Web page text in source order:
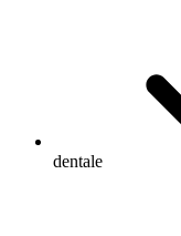
dentale